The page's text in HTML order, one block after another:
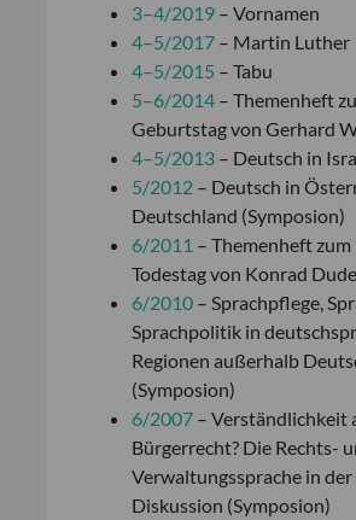
3–4/2019 – Vornamen
4–5/2017 – Martin Luther
4–5/2015 – Tabu
5–6/2014 – Themenheft
Geburtstag von Gerhard
4–5/2013 – Deutsch in
5/2012 – Deutsch in
Deutschland (Symposion)
6/2011 – Themenheft zum
Todestag von Konrad
6/2010 – Sprachpflege,
Sprachpolitik in
Regionen außerhalb
(Symposion)
6/2007 – Verständlichkeit
Bürgerrecht? Die Rechts-
Verwaltungssprache in
Diskussion (Symposion)